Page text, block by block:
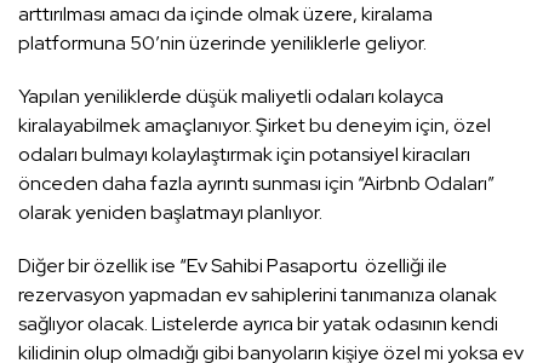
arttırılması amacı da içinde olmak üzere, kiralama
platformuna 50’nin üzerinde yeniliklerle geliyor.
Yapılan yeniliklerde düşük maliyetli odaları kolayca
kiralayabilmek amaçlanıyor. Şirket bu deneyim için, özel
odaları bulmayı kolaylaştırmak için potansiyel kiracıları
önceden daha fazla ayrıntı sunması için “Airbnb Odaları”
olarak yeniden başlatmayı planlıyor.
Diğer bir özellik ise “Ev Sahibi Pasaportu özelliği ile
rezervasyon yapmadan ev sahiplerini tanımanıza olanak
sağlıyor olacak. Listelerde ayrıca bir yatak odasının kendi
kilidinin olup olmadığı gibi banyoların kişiye özel mi yoksa ev